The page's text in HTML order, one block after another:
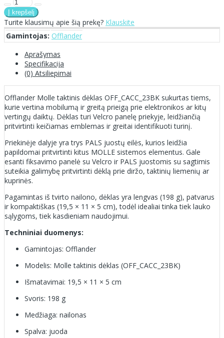
Turite klausimų apie šią prekę? Klauskite
Gamintojas: Offlander
Aprašymas
Specifikacija
(0) Atsiliepimai
Offlander Molle taktinis dėklas OFF_CACC_23BK sukurtas tiems,
kurie vertina mobilumą ir greitą prieigą prie elektronikos ar kitų
vertingų daiktų. Dėklas turi Velcro panelę priekyje, leidžiančią
pritvirtinti keičiamas emblemas ir greitai identifikuoti turinį.
Priekinėje dalyje yra trys PALS juostų eilės, kurios leidžia
papildomai pritvirtinti kitus MOLLE sistemos elementus. Gale
esanti fiksavimo panelė su Velcro ir PALS juostomis su sagtimis
suteikia galimybę pritvirtinti dėklą prie diržo, taktinių liemenių ar
kuprinės.
Pagamintas iš tvirto nailono, dėklas yra lengvas (198 g), patvarus
ir kompaktiškas (19,5 × 11 × 5 cm), todėl idealiai tinka tiek lauko
sąlygoms, tiek kasdieniam naudojimui.
Techniniai duomenys:
Gamintojas: Offlander
Modelis: Molle taktinis dėklas (OFF_CACC_23BK)
Išmatavimai: 19,5 × 11 × 5 cm
Svoris: 198 g
Medžiaga: nailonas
Spalva: juoda